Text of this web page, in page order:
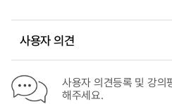
사용자 의견
사용자 의견등록 및 강의
해주세요.